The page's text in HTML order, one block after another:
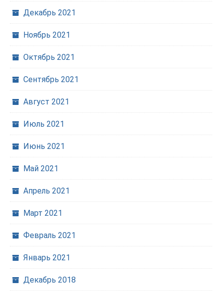
Декабрь 2021
Ноябрь 2021
Октябрь 2021
Сентябрь 2021
Август 2021
Июль 2021
Июнь 2021
Май 2021
Апрель 2021
Март 2021
Февраль 2021
Январь 2021
Декабрь 2018